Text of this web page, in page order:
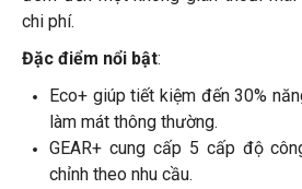
chi phí.
Đặc điểm nổi bật:
Eco+ giúp tiết kiệm đến 30%
làm mát thông thường.
GEAR+ cung cấp 5 cấp độ
chỉnh theo nhu cầu.